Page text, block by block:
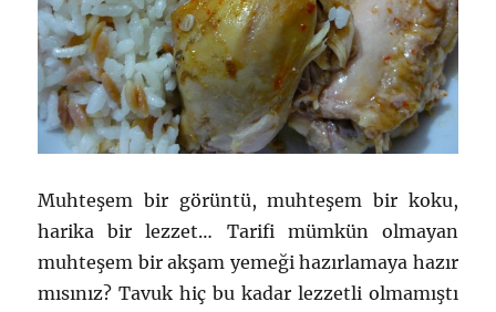
Muhteşem bir görüntü, muhteşem bir koku,
harika bir lezzet… Tarifi mümkün olmayan
muhteşem bir akşam yemeği hazırlamaya hazır
mısınız? Tavuk hiç bu kadar lezzetli olmamıştı